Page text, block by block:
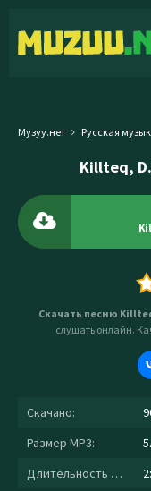
Музуу.нет Русская
Killteq,
Скачать песню
слушать онлайн.
Скачано:
Размер MP3:
Длительность MP3: